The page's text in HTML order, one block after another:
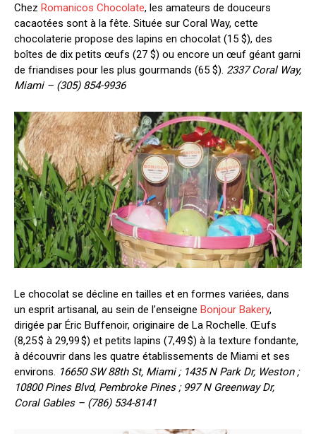
Chez Romanicos Chocolate, les amateurs de douceurs
cacaotées sont à la fête. Située sur Coral Way, cette
chocolaterie propose des lapins en chocolat (15 $), des
boîtes de dix petits œufs (27 $) ou encore un œuf géant garni
de friandises pour les plus gourmands (65 $). 2337 Coral Way,
Miami – (305) 854-9936
Le chocolat se décline en tailles et en formes variées, dans
un esprit artisanal, au sein de l’enseigne Bonjour Bakery,
dirigée par Éric Buffenoir, originaire de La Rochelle. Œufs
(8,25 $ à 29,99 $) et petits lapins (7,49 $) à la texture fondante,
à découvrir dans les quatre établissements de Miami et ses
environs. 16650 SW 88th St, Miami ; 1435 N Park Dr, Weston ;
10800 Pines Blvd, Pembroke Pines ; 997 N Greenway Dr,
Coral Gables – (786) 534-8141